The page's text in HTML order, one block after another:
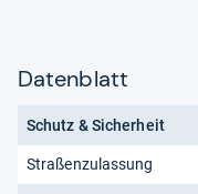
Datenblatt
Schutz & Sicherheit
Straßenzulassung